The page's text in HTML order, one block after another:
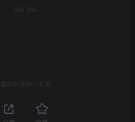
喜欢就支持一下吧